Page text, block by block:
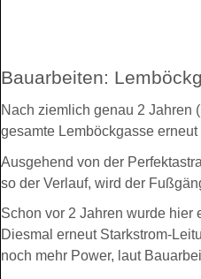
Bauarbeiten:
Nach ziemlich genau 2 Jahren (
gesamte Lemböckgasse
Ausgehend von der
so der Verlauf, wird der
Schon vor 2 Jahren wurde hier
Diesmal erneut Starkstrom-
noch mehr Power, laut